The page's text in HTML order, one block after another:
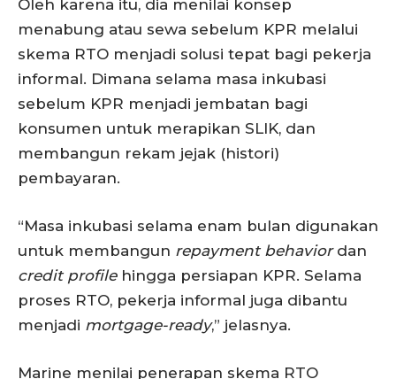
Oleh karena itu, dia menilai konsep
menabung atau sewa sebelum KPR melalui
skema RTO menjadi solusi tepat bagi pekerja
informal. Dimana selama masa inkubasi
sebelum KPR menjadi jembatan bagi
konsumen untuk merapikan SLIK, dan
membangun rekam jejak (histori)
pembayaran.
“Masa inkubasi selama enam bulan digunakan
untuk membangun repayment behavior dan
credit profilehingga persiapan KPR. Selama
proses RTO, pekerja informal juga dibantu
menjadi mortgage-ready,” jelasnya.
Marine menilai penerapan skema RTO